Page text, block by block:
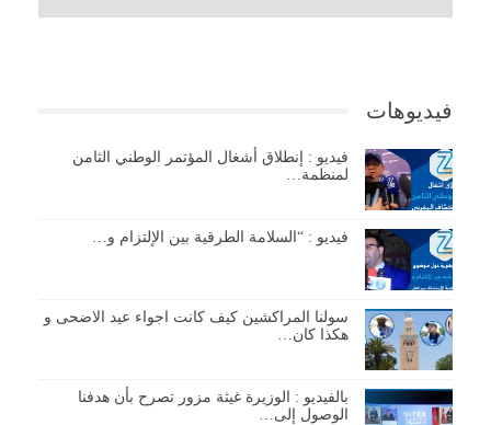
فيديوهات
فيديو : إنطلاق أشغال المؤتمر الوطني الثامن
لمنظمة…
فيديو : “السلامة الطرقية بين الإلتزام و…
سولنا المراكشين كيف كانت اجواء عيد الاضحى و
هكذا كان…
بالفيديو : الوزيرة غيثة مزور تصرح بأن هدفنا
الوصول إلى…